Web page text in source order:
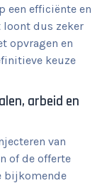
een efficiënte en
loont dus zeker
opvragen en
keuze
arbeid en
van
of de offerte
bijkomende